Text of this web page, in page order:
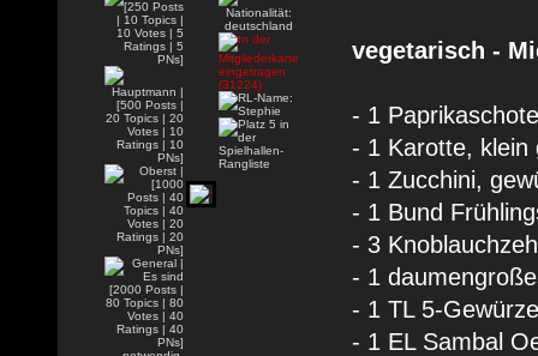
vegetarisch -
- 1
- 1 Karotte, klein
- 1 Zucchini,
- 1 Bund
- 3
- 1
- 1 TL 5-
- 1 EL Sambal